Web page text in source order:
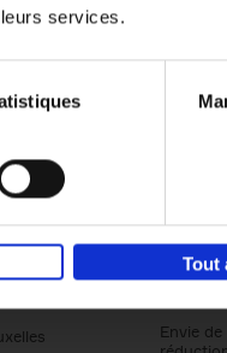
services.
Tout
Envie